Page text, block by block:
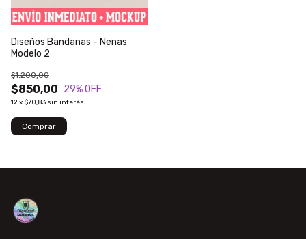
Diseños Bandanas - Nenas
Modelo 2
$850,00
$1.200,00
29% OFF
12x $70,83 sin interés